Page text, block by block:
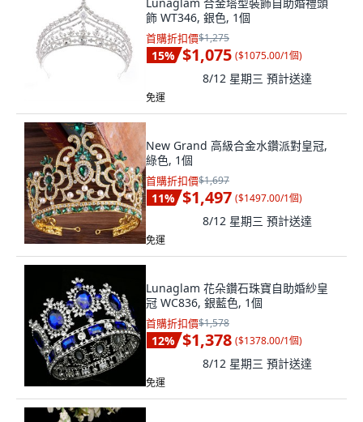
飾 WT346, 銀色, 1個
首購折扣價$1,275
15% $1,075 ($1075.00/1個)
8/12 星期三 預計送達
免運
New Grand 高級合金水鑽派對皇冠,
綠色, 1個
首購折扣價$1,697
11% $1,497 ($1497.00/1個)
8/12 星期三 預計送達
免運
Lunaglam 花朵鑽石珠寶自助婚紗皇
冠 WC836, 銀藍色, 1個
首購折扣價$1,578
12% $1,378 ($1378.00/1個)
8/12 星期三 預計送達
免運